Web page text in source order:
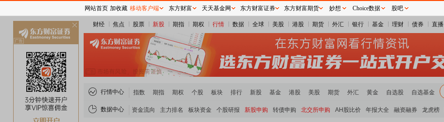
财经 焦点 股票 新股 期指 期权 行情 数据 全球 美股 港股 期货 外汇 银行 基金 理财 债券 直播
行情中心 指数 期指 期权 个股 板块 排行 新股 基金 港股 美股 期货 外汇 黄金 自选股 自选基金
数据中心 资金流向 主力排名 板块资金 个股研报 新股申购 转债申购 北交所申购 AH股比价 年报大全 融资融券 龙虎榜
网站首页 加收藏 移动客户端 东方财富 天天基金网 东方财富证券 东方财富期货 妙想 Choice数据 股吧
关